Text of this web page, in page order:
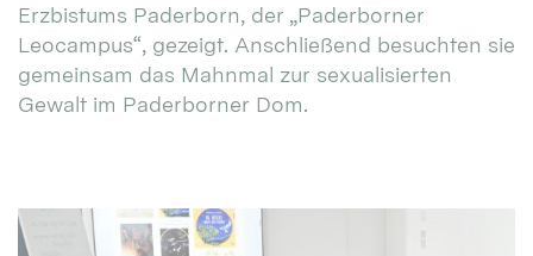
Erzbistums Paderborn, der „Paderborner
Leocampus“, gezeigt. Anschließend besuchten sie
gemeinsam das Mahnmal zur sexualisierten
Gewalt im Paderborner Dom.